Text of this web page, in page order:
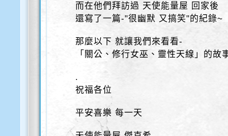
而在他們拜訪過 天使能量屋 回家後
還寫了一篇-"很幽默 又搞笑"的紀錄~
那麼以下 就讓我們來看看-
「關公、修行女巫、靈性天線」的故
.
祝福各位
平安喜樂 每一天